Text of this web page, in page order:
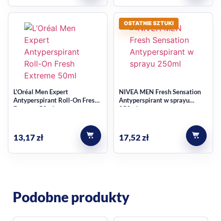
100% wegański skład
kwiatowo-owocowy profil zapachowy
praktyczna pojemność 200 ml
Dla kogo będzie odpowiedni
To dobry wybór dla osób, które preferują antyperspirant w
sprayu i chcą połączyć funkcję ochronną z przyjemnym,
kobiecym zapachem. Jeśli szukasz produktu z kategorii
codzienne potrzeby związane ze świeżością i komfortem.
Najczęstsze pytania
przeznaczony dla kobiet?
L'Oréal Men Expert
Antyperspirant Roll-On Fresh
Extreme 50ml
13,17zł
OSTATNIE SZTUKI
NIVEA MEN Fresh Sensation
Antyperspirant w sprayu
250ml
17,52zł
Podobne produkty